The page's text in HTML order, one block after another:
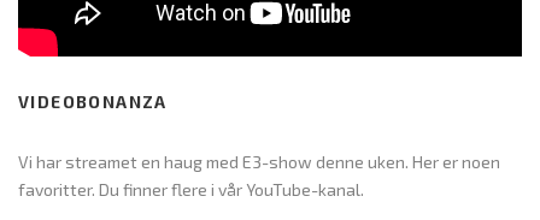
VIDEOBONANZA
Vi har streamet en haug med E3-show denne uken. Her er noen
favoritter. Du finner flere i vår YouTube-kanal.